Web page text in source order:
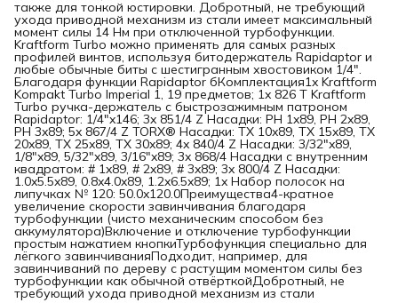
также для тонкой юстировки. Добротный, не требующий
ухода приводной механизм из стали имеет максимальный
момент силы 14 Нм при отключенной турбофункции.
Kraftform Turbo можно применять для самых разных
профилей винтов, используя битодержатель Rapidaptor и
любые обычные биты с шестигранным хвостовиком 1/4".
Благодаря функции Rapidaptor бКомплектация1x Kraftform
Kompakt Turbo Imperial 1, 19 предметов; 1x 826 T Kraftform
Turbo ручка-держатель с быстрозажимным патроном
Rapidaptor: 1/4"x146; 3x 851/4 Z Насадки: PH 1x89, PH 2x89,
PH 3x89; 5x 867/4 Z TORX® Насадки: TX 10x89, TX 15x89, TX
20x89, TX 25x89, TX 30x89; 4x 840/4 Z Насадки: 3/32"x89,
1/8"x89, 5/32"x89, 3/16"x89; 3x 868/4 Насадки с внутренним
квадратом: # 1x89, # 2x89, # 3x89; 3x 800/4 Z Насадки:
1.0x5.5x89, 0.8x4.0x89, 1.2x6.5x89; 1x Набор полосок на
липучках № 120: 50.0x120.0Преимущества4-кратное
увеличение скорости завинчивания благодаря
турбофункции (чисто механическим способом без
аккумулятора)Включение и отключение турбофункции
простым нажатием кнопкиТурбофункция специально для
лёгкого завинчиванияПодходит, например, для
завинчиваний по дереву с растущим моментом силы без
турбофункции как обычной отвёрткойДобротный, не
требующий ухода приводной механизм из стали